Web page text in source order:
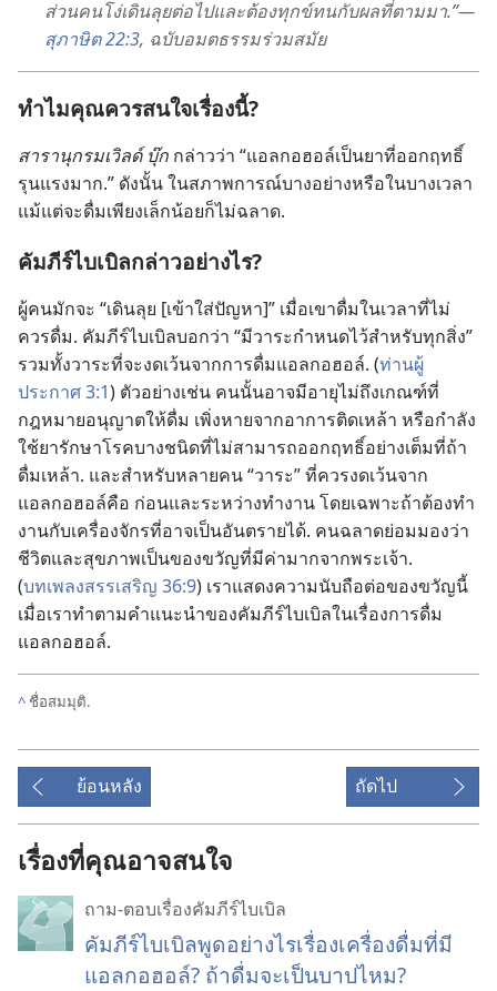
ส่วน​คน​โง่​เดิน​ลุย​ต่อ​ไป​และ​ต้อง​ทุกข์​ทน​กับ​ผล​ที่​ตาม​มา.”—
สุภาษิต 22:3, ฉบับ​อมตธรรม​ร่วม​สมัย
ทำไม​คุณ​ควร​สนใจ​เรื่อง​นี้?
สารานุกรม​เวิลด์ บุ๊ก กล่าว​ว่า “แอลกอฮอล์​เป็น​ยา​ที่​ออก​ฤทธิ์​
รุนแรง​มาก.” ดัง​นั้น ใน​สภาพการณ์​บาง​อย่าง​หรือ​ใน​บาง​เวลา​
แม้​แต่​จะ​ดื่ม​เพียง​เล็ก​น้อย​ก็​ไม่​ฉลาด.
คัมภีร์​ไบเบิล​กล่าว​อย่าง​ไร?
ผู้​คน​มัก​จะ “เดิน​ลุย [เข้า​ใส่​ปัญหา]” เมื่อ​เขา​ดื่ม​ใน​เวลา​ที่​ไม่​
ควร​ดื่ม. คัมภีร์​ไบเบิล​บอก​ว่า “มี​วาระ​กำหนด​ไว้​สำหรับ​ทุก​สิ่ง”
รวม​ทั้ง​วาระ​ที่​จะ​งด​เว้น​จาก​การ​ดื่ม​แอลกอฮอล์. (ท่าน​ผู้​
ประกาศ 3:1) ตัว​อย่าง​เช่น คน​นั้น​อาจ​มี​อายุ​ไม่​ถึง​เกณฑ์​ที่​
กฎหมาย​อนุญาต​ให้​ดื่ม เพิ่ง​หาย​จาก​อาการ​ติด​เหล้า หรือ​กำลัง​
ใช้​ยา​รักษา​โรค​บาง​ชนิด​ที่​ไม่​สามารถ​ออก​ฤทธิ์​อย่าง​เต็ม​ที่​ถ้า​
ดื่ม​เหล้า. และ​สำหรับ​หลาย​คน “วาระ” ที่​ควร​งด​เว้น​จาก​
แอลกอฮอล์​คือ ก่อน​และ​ระหว่าง​ทำ​งาน โดย​เฉพาะ​ถ้า​ต้อง​ทำ​
งาน​กับ​เครื่องจักร​ที่​อาจ​เป็น​อันตราย​ได้. คน​ฉลาด​ย่อม​มอง​ว่า​
ชีวิต​และ​สุขภาพ​เป็น​ของ​ขวัญ​ที่​มี​ค่า​มาก​จาก​พระเจ้า.
(บทเพลง​สรรเสริญ 36:9) เรา​แสดง​ความ​นับถือ​ต่อ​ของ​ขวัญ​นี้​
เมื่อ​เรา​ทำ​ตาม​คำ​แนะ​นำ​ของ​คัมภีร์​ไบเบิล​ใน​เรื่อง​การ​ดื่ม​
แอลกอฮอล์.
^ ชื่อ​สมมุติ.
ย้อนหลัง ถัดไป
เรื่องที่คุณอาจสนใจ
ถาม-ตอบเรื่องคัมภีร์ไบเบิล
คัมภีร์ไบเบิลพูดอย่างไรเรื่องเครื่องดื่มที่มี
แอลกอฮอล์? ถ้าดื่มจะเป็นบาปไหม?